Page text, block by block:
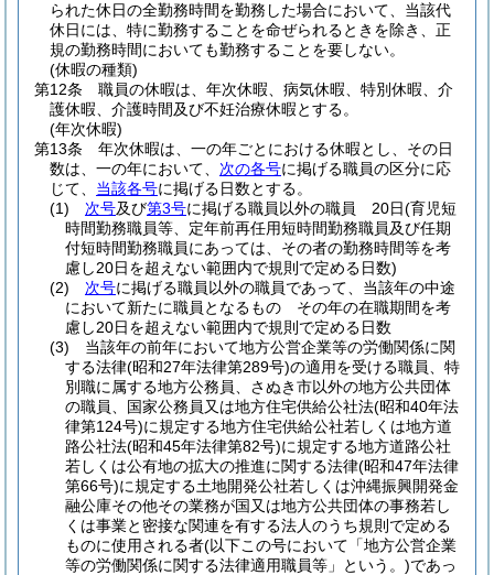
られた休日の全勤務時間を勤務した場合において、当該代
休日には、特に勤務することを命ぜられるときを除き、正
規の勤務時間においても勤務することを要しない。
(休暇の種類)
第12条
職員の休暇は、年次休暇、病気休暇、特別休暇、介
護休暇、介護時間及び不妊治療休暇とする。
(年次休暇)
第13条
年次休暇は、一の年ごとにおける休暇とし、その日
数は、一の年において、 次の各号に掲げる職員の区分に応
じて、 当該各号に掲げる日数とする。
(1)
次号及び第3号に掲げる職員以外の職員 20日(育児短
時間勤務職員等、定年前再任用短時間勤務職員及び任期
付短時間勤務職員にあっては、その者の勤務時間等を考
慮し20日を超えない範囲内で規則で定める日数)
(2)
次号に掲げる職員以外の職員であって、当該年の中途
において新たに職員となるもの その年の在職期間を考
慮し20日を超えない範囲内で規則で定める日数
(3)
当該年の前年において地方公営企業等の労働関係に関
する法律(昭和27年法律第289号)の適用を受ける職員、特
別職に属する地方公務員、さぬき市以外の地方公共団体
の職員、国家公務員又は地方住宅供給公社法(昭和40年法
律第124号)に規定する地方住宅供給公社若しくは地方道
路公社法(昭和45年法律第82号)に規定する地方道路公社
若しくは公有地の拡大の推進に関する法律(昭和47年法律
第66号)に規定する土地開発公社若しくは沖縄振興開発金
融公庫その他その業務が国又は地方公共団体の事務若し
くは事業と密接な関連を有する法人のうち規則で定める
ものに使用される者(以下この号において「地方公営企業
等の労働関係に関する法律適用職員等」という。)であっ